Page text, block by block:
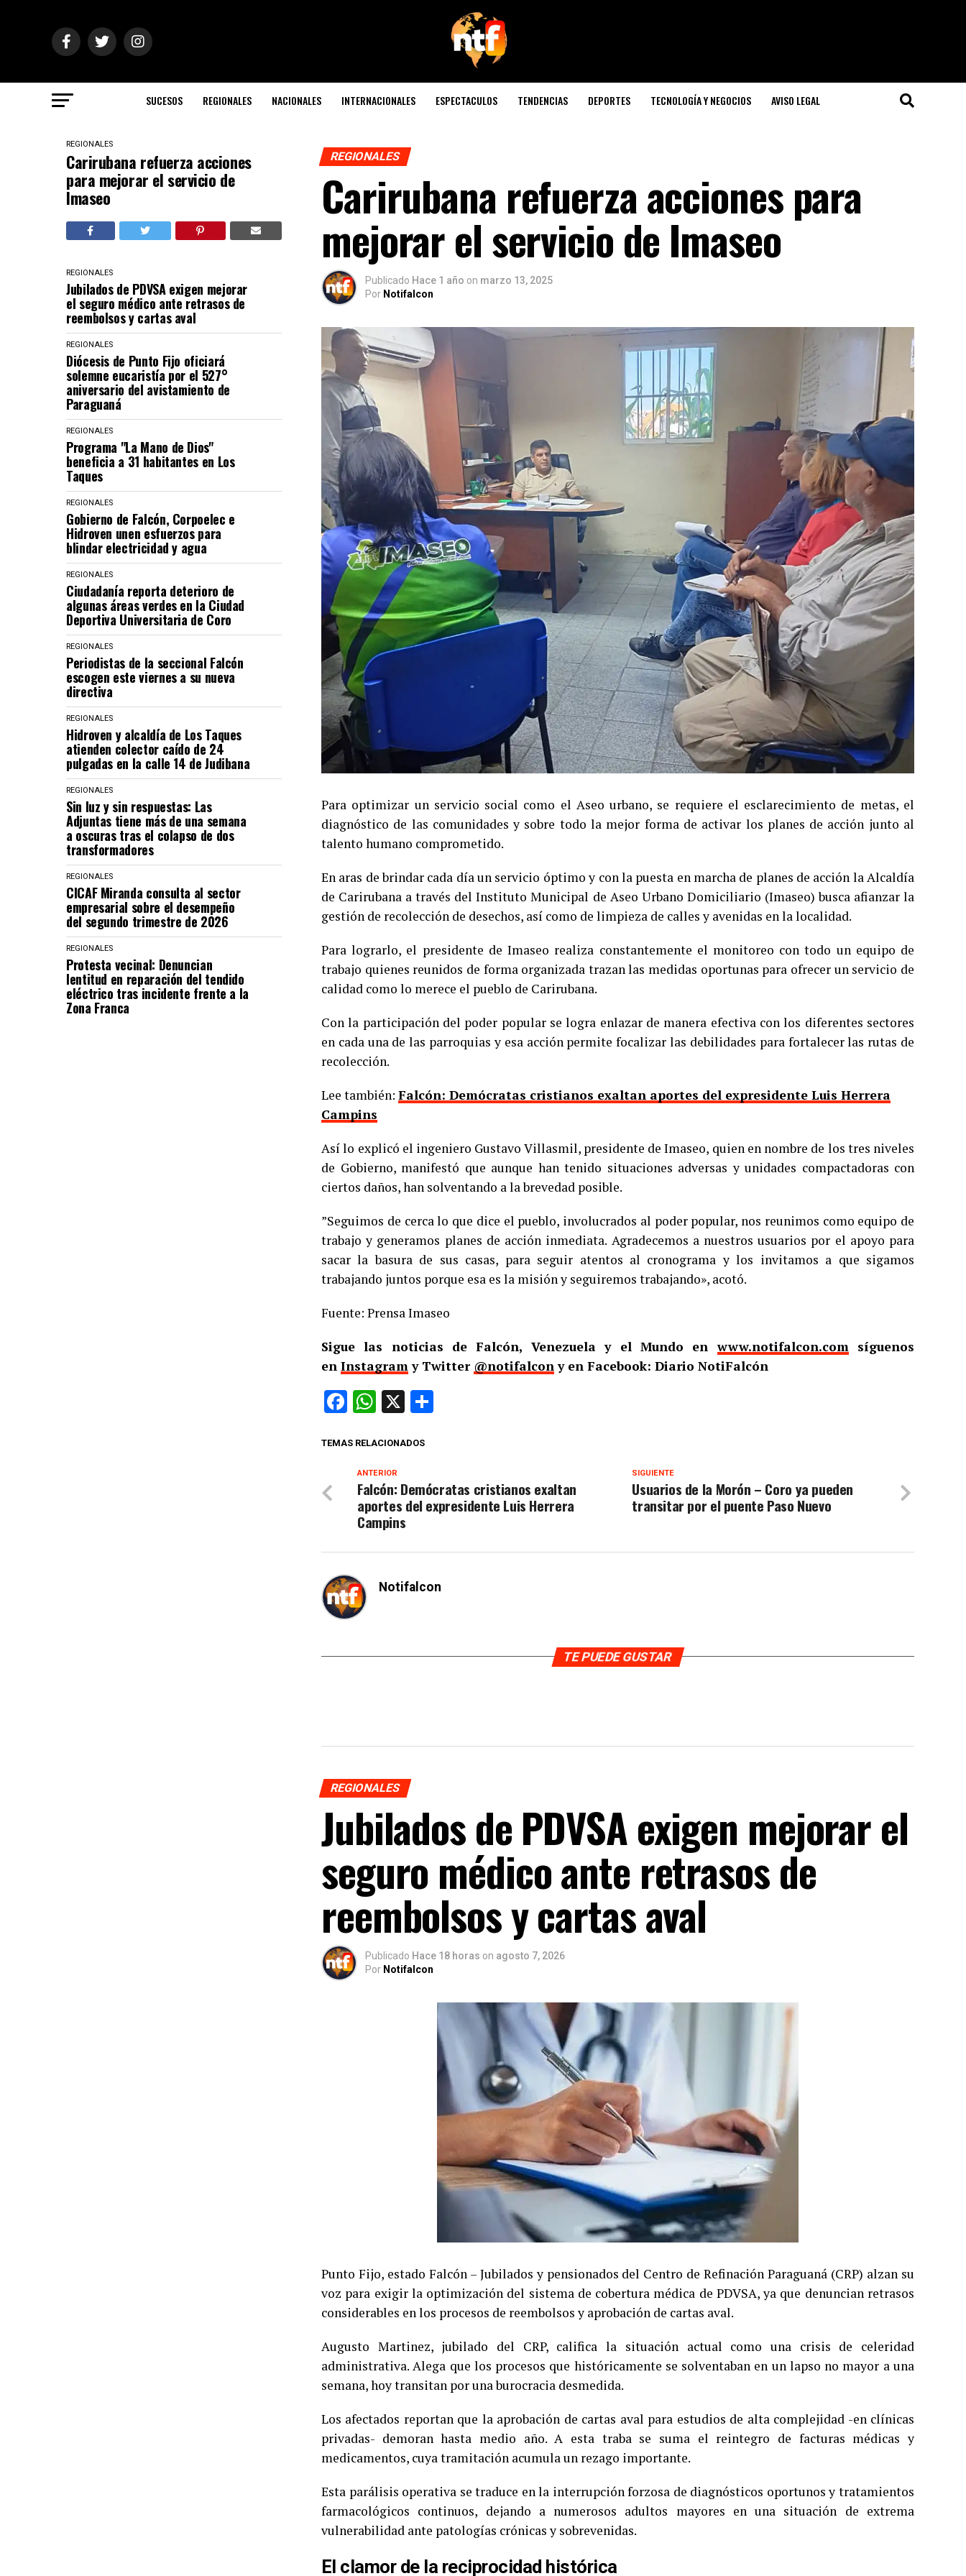
SUCESOS REGIONALES NACIONALES INTERNACIONALES ESPECTACULOS TENDENCIAS DEPORTES TECNOLOGÍA Y NEGOCIOS AVISO LEGAL
REGIONALES
Carirubana refuerza acciones
para mejorar el servicio de
Imaseo
REGIONALES
Jubilados de PDVSA exigen mejorar
el seguro médico ante retrasos de
reembolsos y cartas aval
REGIONALES
Diócesis de Punto Fijo oficiará
solemne eucaristía por el 527°
aniversario del avistamiento de
Paraguaná
REGIONALES
Programa "La Mano de Dios"
beneficia a 31 habitantes en Los
Taques
REGIONALES
Gobierno de Falcón, Corpoelec e
Hidroven unen esfuerzos para
blindar electricidad y agua
REGIONALES
Ciudadanía reporta deterioro de
algunas áreas verdes en la Ciudad
Deportiva Universitaria de Coro
REGIONALES
Periodistas de la seccional Falcón
escogen este viernes a su nueva
directiva
REGIONALES
Hidroven y alcaldía de Los Taques
atienden colector caído de 24
pulgadas en la calle 14 de Judibana
REGIONALES
Sin luz y sin respuestas: Las
Adjuntas tiene más de una semana
a oscuras tras el colapso de dos
transformadores
REGIONALES
CICAF Miranda consulta al sector
empresarial sobre el desempeño
del segundo trimestre de 2026
REGIONALES
Protesta vecinal: Denuncian
lentitud en reparación del tendido
eléctrico tras incidente frente a la
Zona Franca
REGIONALES
Carirubana refuerza acciones para
mejorar el servicio de Imaseo
Publicado Hace 1 año on marzo 13, 2025
Por Notifalcon
Para optimizar un servicio social como el Aseo urbano, se requiere el esclarecimiento de metas, el
diagnóstico de las comunidades y sobre todo la mejor forma de activar los planes de acción junto al
talento humano comprometido.
En aras de brindar cada día un servicio óptimo y con la puesta en marcha de planes de acción la Alcaldía
de Carirubana a través del Instituto Municipal de Aseo Urbano Domiciliario (Imaseo) busca afianzar la
gestión de recolección de desechos, así como de limpieza de calles y avenidas en la localidad.
Para lograrlo, el presidente de Imaseo realiza constantemente el monitoreo con todo un equipo de
trabajo quienes reunidos de forma organizada trazan las medidas oportunas para ofrecer un servicio de
calidad como lo merece el pueblo de Carirubana.
Con la participación del poder popular se logra enlazar de manera efectiva con los diferentes sectores
en cada una de las parroquias y esa acción permite focalizar las debilidades para fortalecer las rutas de
recolección.
Lee también: Falcón: Demócratas cristianos exaltan aportes del expresidente Luis Herrera
Campins
Así lo explicó el ingeniero Gustavo Villasmil, presidente de Imaseo, quien en nombre de los tres niveles
de Gobierno, manifestó que aunque han tenido situaciones adversas y unidades compactadoras con
ciertos daños, han solventando a la brevedad posible.
”Seguimos de cerca lo que dice el pueblo, involucrados al poder popular, nos reunimos como equipo de
trabajo y generamos planes de acción inmediata. Agradecemos a nuestros usuarios por el apoyo para
sacar la basura de sus casas, para seguir atentos al cronograma y los invitamos a que sigamos
trabajando juntos porque esa es la misión y seguiremos trabajando», acotó.
Fuente: Prensa Imaseo
Sigue las noticias de Falcón, Venezuela y el Mundo enwww.notifalcon.comsíguenos
en Instagramy Twitter @notifalcony en Facebook: Diario NotiFalcón
Facebook
WhatsApp
X
TEMAS RELACIONADOS
SIGUIENTE
Usuarios de la Morón – Coro ya pueden
transitar por el puente Paso Nuevo
ANTERIOR
Falcón: Demócratas cristianos exaltan
aportes del expresidente Luis Herrera
Campins
Notifalcon
TE PUEDE GUSTAR
REGIONALES
Jubilados de PDVSA exigen mejorar el
seguro médico ante retrasos de
reembolsos y cartas aval
Publicado Hace 18 horas on agosto 7, 2026
Por Notifalcon
Punto Fijo, estado Falcón – Jubilados y pensionados del Centro de Refinación Paraguaná (CRP) alzan su
voz para exigir la optimización del sistema de cobertura médica de PDVSA, ya que denuncian retrasos
considerables en los procesos de reembolsos y aprobación de cartas aval.
Augusto Martinez, jubilado del CRP, califica la situación actual como una crisis de celeridad
administrativa. Alega que los procesos que históricamente se solventaban en un lapso no mayor a una
semana, hoy transitan por una burocracia desmedida.
Los afectados reportan que la aprobación de cartas aval para estudios de alta complejidad -en clínicas
privadas- demoran hasta medio año. A esta traba se suma el reintegro de facturas médicas y
medicamentos, cuya tramitación acumula un rezago importante.
Esta parálisis operativa se traduce en la interrupción forzosa de diagnósticos oportunos y tratamientos
farmacológicos continuos, dejando a numerosos adultos mayores en una situación de extrema
vulnerabilidad ante patologías crónicas y sobrevenidas.
El clamor de la reciprocidad histórica